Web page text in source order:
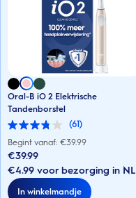
Oral-B iO 2 Elektrische
Tandenborstel
(61)
3.8
van
de
5
sterren.
61
beoordelingen
Begint vanaf: €39.99
€39.99
€4.99 voor bezorging in NL
In winkelmandje